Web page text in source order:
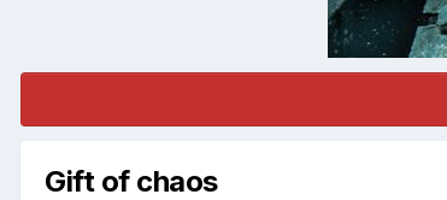
Gift of chaos